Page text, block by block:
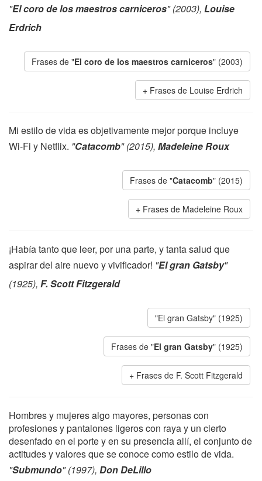
"El coro de los maestros carniceros" (2003), Louise
Erdrich
Frases de "El coro de los maestros carniceros" (2003)
Frases de Louise Erdrich
Mi estilo de vida es objetivamente mejor porque incluye
Wi-Fi y Netflix. "Catacomb" (2015), Madeleine Roux
Frases de "Catacomb" (2015)
Frases de Madeleine Roux
¡Había tanto que leer, por una parte, y tanta salud que
aspirar del aire nuevo y vivificador! "El gran Gatsby"
(1925), F. Scott Fitzgerald
"El gran Gatsby" (1925)
Frases de "El gran Gatsby" (1925)
Frases de F. Scott Fitzgerald
Hombres y mujeres algo mayores, personas con
profesiones y pantalones ligeros con raya y un cierto
desenfado en el porte y en su presencia allí, el conjunto de
actitudes y valores que se conoce como estilo de vida.
"Submundo" (1997), Don DeLillo